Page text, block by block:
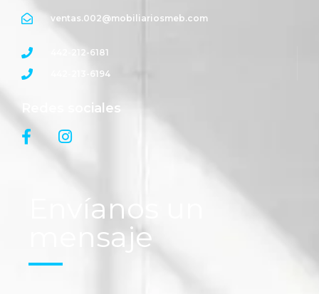
ventas.002@mobiliariosmeb.com
442-212-6181
442-213-6194
Redes sociales
Envíanos un
mensaje